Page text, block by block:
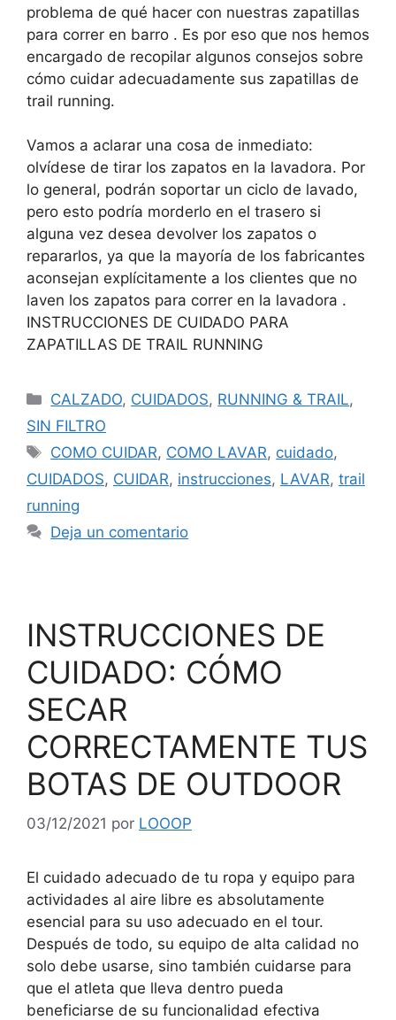
problema de qué hacer con nuestras zapatillas
para correr en barro . Es por eso que nos hemos
encargado de recopilar algunos consejos sobre
cómo cuidar adecuadamente sus zapatillas de
trail running.
Vamos a aclarar una cosa de inmediato:
olvídese de tirar los zapatos en la lavadora. Por
lo general, podrán soportar un ciclo de lavado,
pero esto podría morderlo en el trasero si
alguna vez desea devolver los zapatos o
repararlos, ya que la mayoría de los fabricantes
aconsejan explícitamente a los clientes que no
laven los zapatos para correr en la lavadora .
INSTRUCCIONES DE CUIDADO PARA
ZAPATILLAS DE TRAIL RUNNING
CALZADO, CUIDADOS, RUNNING & TRAIL,
SIN FILTRO
COMO CUIDAR, COMO LAVAR, cuidado,
CUIDADOS, CUIDAR, instrucciones, LAVAR, trail
running
Deja un comentario
INSTRUCCIONES DE
CUIDADO: CÓMO
SECAR
CORRECTAMENTE TUS
BOTAS DE OUTDOOR
03/12/2021 por LOOOP
El cuidado adecuado de tu ropa y equipo para
actividades al aire libre es absolutamente
esencial para su uso adecuado en el tour.
Después de todo, su equipo de alta calidad no
solo debe usarse, sino también cuidarse para
que el atleta que lleva dentro pueda
beneficiarse de su funcionalidad efectiva